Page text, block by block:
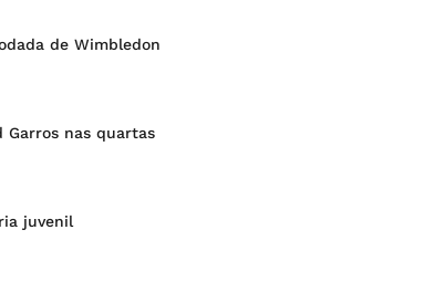
de Wimbledon
Garros nas quartas
juvenil